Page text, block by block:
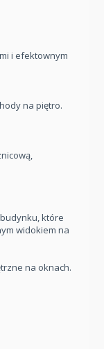
i efektownym
na piętro.
które
widokiem na
na oknach.